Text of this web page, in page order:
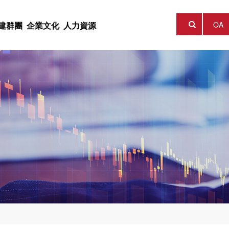
司，成立于2014年10
25.45億元，擁有控股、
“陝西最美科技工作
創新發展理念，以實業
競争品牌，打造一流科
略，聚集科技資源，探
轉化，以科研創新助推
發展，積極建設科技成
台，為擁有創新技術與
融資服務。
群團
的重要位置，将黨群工
群工作在助推集團發
方的作用。
企業文化
實力的建設，形成了
觀，以“打造一流科技型
。
人力資源
源，堅持認為人才是集
本，為員工提供廣闊的
 OA